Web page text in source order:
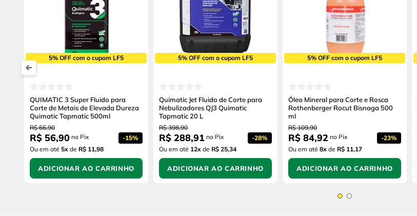
5% OFF com o cupom LF5
QUIMATIC 3 Super Fluido para
Corte de Metais de Elevada Dureza
Quimatic Tapmatic 500ml
R$ 66,90
R$ 56,90 no Pix -15%
Ou em até 5x de R$ 11,98
ADICIONAR AO CARRINHO
5% OFF com o cupom LF5
Quimatic Jet Fluido de Corte para
Nebulizadores QJ3 Quimatic
Tapmatic 20 L
R$ 398,90
R$ 288,91 no Pix -28%
Ou em até 12x de R$ 25,34
ADICIONAR AO CARRINHO
5% OFF com o cupom LF5
Óleo Mineral para Corte e Rosca
Rothenberger Rocut Bisnaga 500
ml
R$ 109,90
R$ 84,92 no Pix -23%
Ou em até 8x de R$ 11,17
ADICIONAR AO CARRINHO